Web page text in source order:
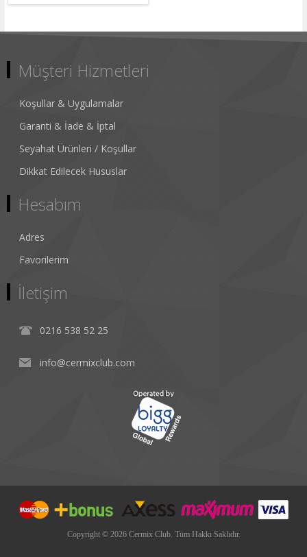
Müşteri Hizmetleri
Koşullar & Uygulamalar
Garanti & İade & İptal
Seyahat Ürünleri / Koşullar
Dikkat Edilecek Hususlar
Hesabım
Adres
Favorilerim
İletişim
0216 538 52 25
info@cermixclub.com
Copyright © 2026 Cermix Club. Tüm Hakkı Saklıdır.